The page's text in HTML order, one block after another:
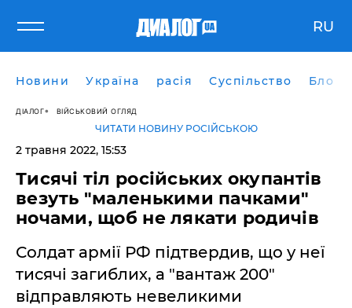
RU
Новини Україна расія Суспільство Блоги
ДІАЛОГ ВІЙСЬКОВИЙ ОГЛЯД
ЧИТАТИ НОВИНУ РОСІЙСЬКОЮ
2 травня 2022, 15:53
Тисячі тіл російських окупантів
везуть "маленькими пачками"
ночами, щоб не лякати родичів
Солдат армії РФ підтвердив, що у неї
тисячі загиблих, а "вантаж 200"
відправляють невеликими